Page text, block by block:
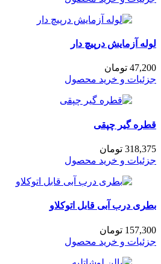
لوله‌ آزمایش درپیچ دار
47,200 تومان
جزئیات و خرید محصول
قطره گیر چپقی
318,375 تومان
جزئیات و خرید محصول
بطری درب آبی قابل اتوکلاو
157,300 تومان
جزئیات و خرید محصول